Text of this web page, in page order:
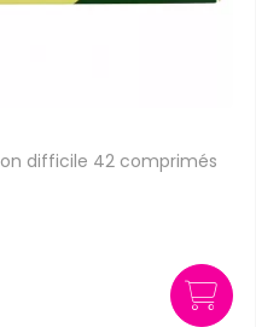
difficile 42 comprimés